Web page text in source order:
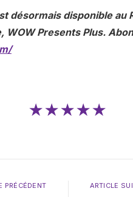
désormais disponible
WOW Presents Plus.
★★★★★
PRÉCÉDENT ARTICLE